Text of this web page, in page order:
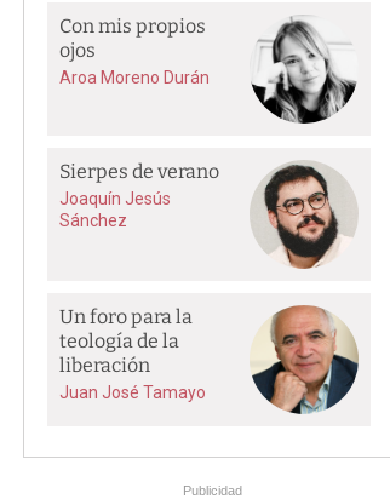
Con mis propios
ojos
Aroa Moreno Durán
Sierpes de verano
Joaquín Jesús
Sánchez
Un foro para la
teología de la
liberación
Juan José Tamayo
Publicidad